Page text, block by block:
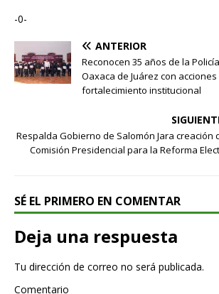
-0-
ANTERIOR
Reconocen 35 años de la
Oaxaca de Juárez con
fortalecimiento institucional
Respalda Gobierno de Salomón Jara creación
Comisión Presidencial para la Reforma
SÉ EL PRIMERO EN COMENTAR
Deja una respuesta
Tu dirección de correo no será publicada.
Comentario